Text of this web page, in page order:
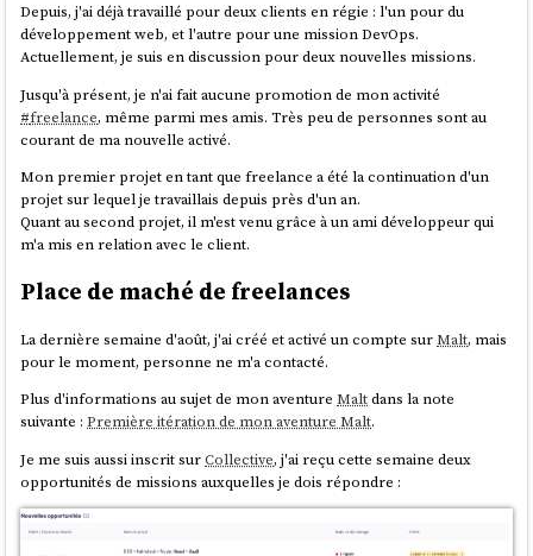
Depuis, j'ai déjà travaillé pour deux clients en régie : l'un pour du
développement web, et l'autre pour une mission DevOps.
Actuellement, je suis en discussion pour deux nouvelles missions.
Jusqu'à présent, je n'ai fait aucune promotion de mon activité
#freelance, même parmi mes amis. Très peu de personnes sont au
courant de ma nouvelle activé.
Mon premier projet en tant que freelance a été la continuation d'un
projet sur lequel je travaillais depuis près d'un an.
Quant au second projet, il m'est venu grâce à un ami développeur qui
m'a mis en relation avec le client.
Place de maché de freelances
La dernière semaine d'août, j'ai créé et activé un compte surMalt, mais
pour le moment, personne ne m'a contacté.
Plus d'informations au sujet de mon aventureMaltdans la note
suivante :Première itération de mon aventure Malt.
Je me suis aussi inscrit surCollective, j'ai reçu cette semaine deux
opportunités de missions auxquelles je dois répondre :